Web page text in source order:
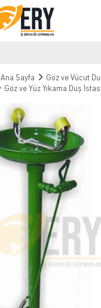
Ana Sayfa
Göz ve Vücut
Göz ve Yüz Yıkama Duş